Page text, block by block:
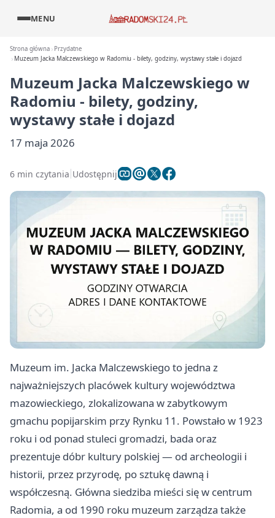
MENU
Strona główna
Przydatne
Muzeum Jacka Malczewskiego w Radomiu - bilety, godziny, wystawy stałe i dojazd
Muzeum Jacka Malczewskiego w
Radomiu - bilety, godziny,
wystawy stałe i dojazd
17 maja 2026
6 min czytania Udostępnij
Muzeum im. Jacka Malczewskiego to jedna z
najważniejszych placówek kultury województwa
mazowieckiego, zlokalizowana w zabytkowym
gmachu popijarskim przy Rynku 11. Powstało w 1923
roku i od ponad stuleci gromadzi, bada oraz
prezentuje dóbr kultury polskiej — od archeologii i
historii, przez przyrodę, po sztukę dawną i
współczesną. Główna siedziba mieści się w centrum
Radomia, a od 1990 roku muzeum zarządza także